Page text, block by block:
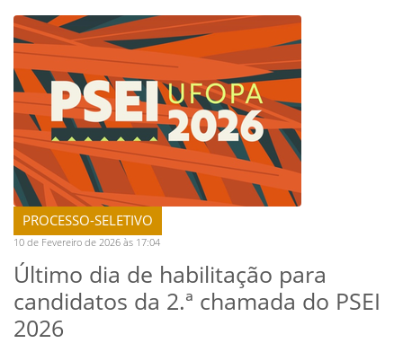
PROCESSO-SELETIVO
10 de Fevereiro de 2026 às 17:04
Último dia de habilitação para
candidatos da 2.ª chamada do PSEI
2026